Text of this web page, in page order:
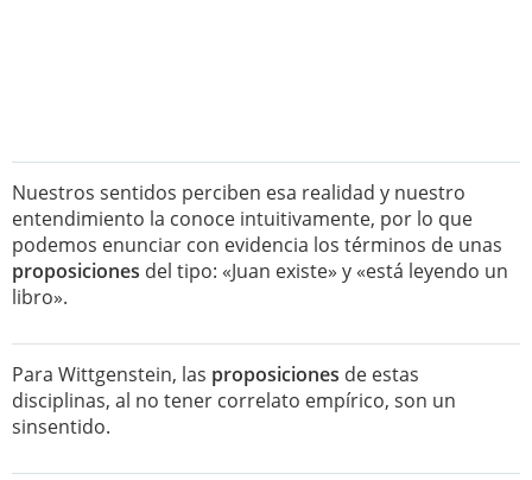
Nuestros sentidos perciben esa realidad y nuestro
entendimiento la conoce intuitivamente, por lo que
podemos enunciar con evidencia los términos de unas
proposiciones del tipo: «Juan existe» y «está leyendo un
libro».
Para Wittgenstein, las proposiciones de estas
disciplinas, al no tener correlato empírico, son un
sinsentido.